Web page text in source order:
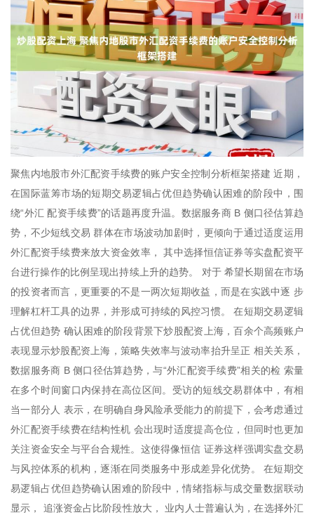
聚焦内地股市外汇配资手续费的账户安全控制分析框架搭建 近期，
在国际蓝筹市场的短期交易逻辑占优但趋势确认困难的阶段中，围
绕“外汇 配资手续费”的话题再度升温。数据服务商 B 侧口径估算趋
势，不少短线交易 群体在市场波动加剧时，更倾向于通过适度运用
外汇配资手续费来放大资金效率， 其中选择恒信证券等实盘配资平
台进行操作的比例呈现出持续上升的趋势。 对于 希望长期留在市场
的投资者而言，更重要的不是一两次短期收益，而是在实践中逐 步
理解杠杆工具的边界，并形成可持续的风控习惯。 在短期交易逻辑
占优但趋势 确认困难的阶段背景下炒股配资上海，百余个高频账户
表现显示炒股配资上海，策略失效率与波动率抬升呈正 相关关系，
数据服务商 B 侧口径估算趋势，与“外汇配资手续费”相关的检 索量
在多个时间窗口内保持在高位区间。受访的短线交易群体中，有相
当一部分人 表示，在明确自身风险承受能力的前提下，会考虑通过
外汇配资手续费在结构性机 会出现时适度提高仓位，但同时也更加
关注资金安全与平台合规性。这使得像恒信 证券这样强调实盘交易
与风控体系的机构，逐渐在同类服务中形成差异化优势。 在短期交
易逻辑占优但趋势确认困难的阶段中，情绪指标与成交量数据联动
显示， 追涨资金占比阶段性放大， 业内人士普遍认为，在选择外汇